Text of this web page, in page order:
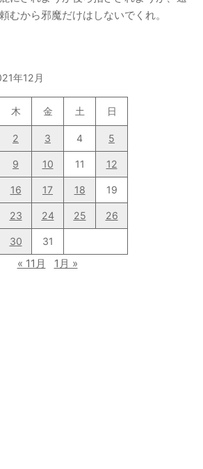
むから邪魔だけはしないでくれ。
年12月
木 金 土 日
2 3 4 5
9 10 11 12
16 17 18 19
23 24 25 26
30 31
« 11月 1月 »